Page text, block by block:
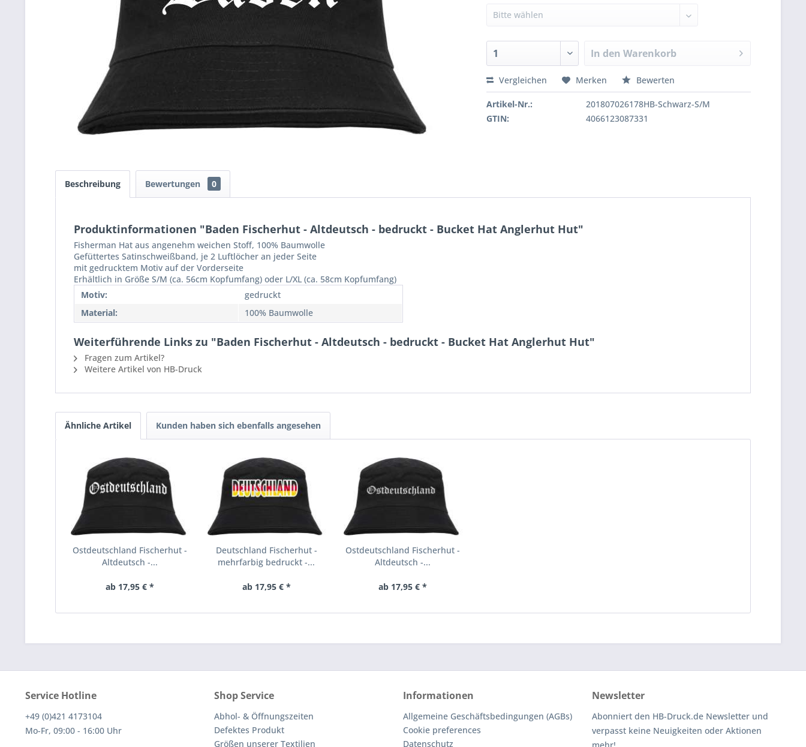
In den Warenkorb
Vergleichen Merken Bewerten
Artikel-Nr.:
201807026178HB-Schwarz-S/M
GTIN:
4066123087331
Beschreibung Bewertungen 0
Produktinformationen "Baden Fischerhut - Altdeutsch - bedruckt - Bucket Hat Anglerhut Hut"
Fisherman Hat aus angenehm weichen Stoff, 100% Baumwolle
Gefüttertes Satinschweißband, je 2 Luftlöcher an jeder Seite
mit gedrucktem Motiv auf der Vorderseite
Erhältlich in Größe S/M (ca. 56cm Kopfumfang) oder L/XL (ca. 58cm Kopfumfang)
Motiv:
gedruckt
Material:
100% Baumwolle
Weiterführende Links zu "Baden Fischerhut - Altdeutsch - bedruckt - Bucket Hat Anglerhut Hut"
Fragen zum Artikel?
Weitere Artikel von HB-Druck
Ähnliche Artikel Kunden haben sich ebenfalls angesehen
Ostdeutschland Fischerhut -
Altdeutsch -...
ab 17,95 € *
Deutschland Fischerhut -
mehrfarbig bedruckt -...
ab 17,95 € *
Ostdeutschland Fischerhut -
Altdeutsch -...
ab 17,95 € *
Service Hotline
+49 (0)421 4173104
Mo-Fr, 09:00 - 16:00 Uhr
Shop Service
Abhol- & Öffnungszeiten
Defektes Produkt
Größen unserer Textilien
Informationen
Allgemeine Geschäftsbedingungen (AGBs)
Cookie preferences
Datenschutz
Newsletter
Abonniert den HB-Druck.de Newsletter und
verpasst keine Neuigkeiten oder Aktionen